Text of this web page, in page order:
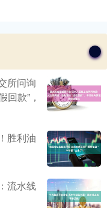
所问询
款”，
胜利油
流水线